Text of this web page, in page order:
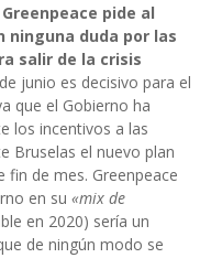
Greenpeace pide al
ninguna duda por las
salir de la crisis
junio es decisivo para el
que el Gobierno ha
los incentivos a las
Bruselas el nuevo plan
fin de mes. Greenpeace
en su «mix de
en 2020) sería un
de ningún modo se